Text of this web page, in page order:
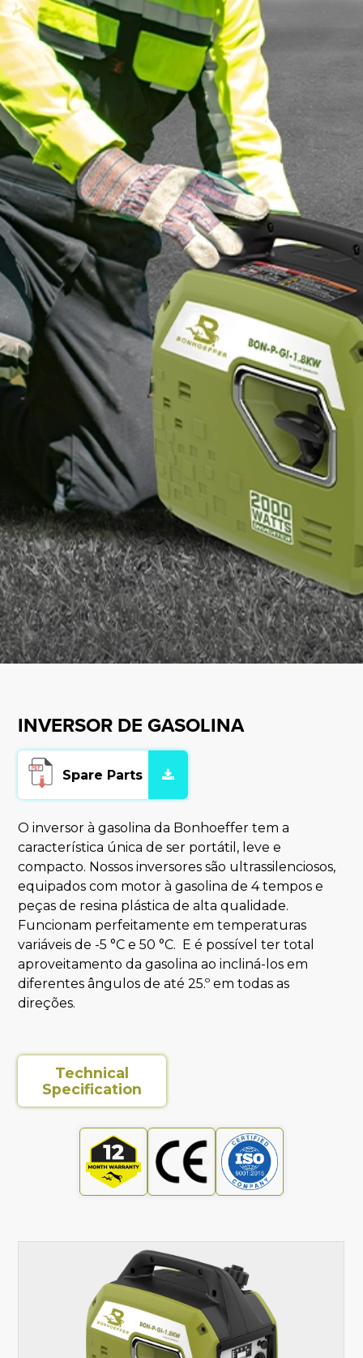
INVERSOR DE GASOLINA
Spare Parts
O inversor à gasolina da Bonhoeffer tem a
característica única de ser portátil, leve e
compacto. Nossos inversores são ultrassilenciosos,
equipados com motor à gasolina de 4 tempos e
peças de resina plástica de alta qualidade.
Funcionam perfeitamente em temperaturas
variáveis de -5 °C e 50 °C. E é possível ter total
aproveitamento da gasolina ao incliná-los em
diferentes ângulos de até 25.º em todas as
direções.
Technical
Specification